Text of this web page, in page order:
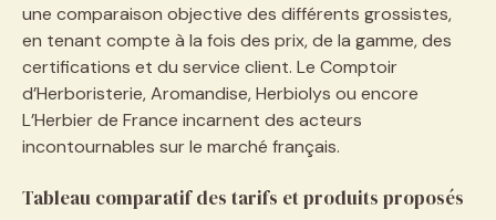
une comparaison objective des différents grossistes,
en tenant compte à la fois des prix, de la gamme, des
certifications et du service client. Le Comptoir
d’Herboristerie, Aromandise, Herbiolys ou encore
L’Herbier de France incarnent des acteurs
incontournables sur le marché français.
Tableau comparatif des tarifs et produits proposés